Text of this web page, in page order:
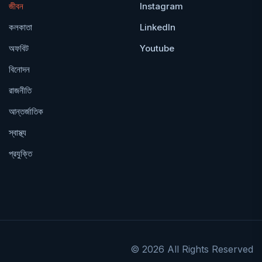
জীবন
কলকাতা
অফবিট
বিনোদন
রাজনীতি
আন্তর্জাতিক
স্বাস্থ্য
প্রযুক্তি
Instagram
LinkedIn
Youtube
© 2026 All Rights Reserved